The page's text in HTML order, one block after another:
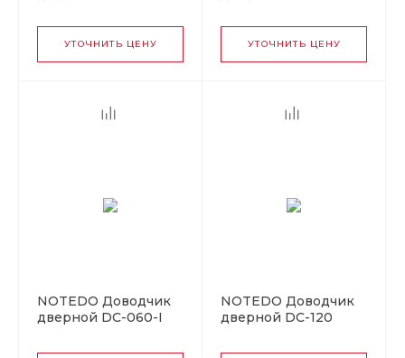
корич. (10)
УТОЧНИТЬ ЦЕНУ УТОЧНИТЬ ЦЕНУ
NOTEDO Доводчик
дверной DC-060-I
(10)
NOTEDO Доводчик
дверной DC-120
BRONZE 100 - 140 кг